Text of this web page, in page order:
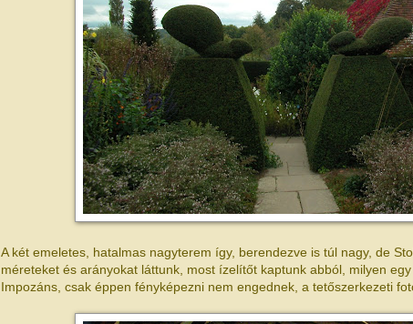
A két emeletes, hatalmas nagyterem így, berendezve is túl nagy, de
méreteket és arányokat láttunk, most ízelítőt kaptunk abból, milyen egy
Impozáns, csak éppen fényképezni nem engednek, a tetőszerkezeti